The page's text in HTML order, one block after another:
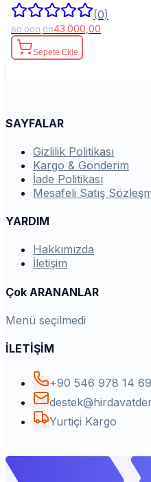
(0)
60.000,0043.000,00
Sepete Ekle
SAYFALAR
Gizlilik Politikası
Kargo & Gönderim
İade Politikası
Mesafeli Satış
YARDIM
Hakkımızda
İletişim
Çok ARANANLAR
Menü seçilmedi
İLETİŞİM
+90 546 978 14 69
Yurtiçi Kargo